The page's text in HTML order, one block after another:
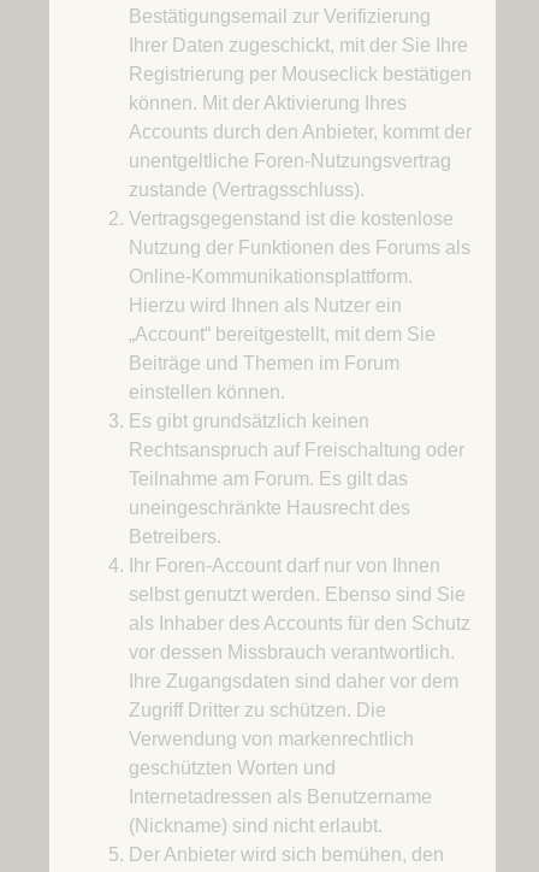
Bestätigungsemail zur Verifizierung
Ihrer Daten zugeschickt, mit der Sie Ihre
Registrierung per Mouseclick bestätigen
können. Mit der Aktivierung Ihres
Accounts durch den Anbieter, kommt der
unentgeltliche Foren-Nutzungsvertrag
zustande (Vertragsschluss).
Vertragsgegenstand ist die kostenlose
Nutzung der Funktionen des Forums als
Online-Kommunikationsplattform.
Hierzu wird Ihnen als Nutzer ein
„Account“ bereitgestellt, mit dem Sie
Beiträge und Themen im Forum
einstellen können.
Es gibt grundsätzlich keinen
Rechtsanspruch auf Freischaltung oder
Teilnahme am Forum. Es gilt das
uneingeschränkte Hausrecht des
Betreibers.
Ihr Foren-Account darf nur von Ihnen
selbst genutzt werden. Ebenso sind Sie
als Inhaber des Accounts für den Schutz
vor dessen Missbrauch verantwortlich.
Ihre Zugangsdaten sind daher vor dem
Zugriff Dritter zu schützen. Die
Verwendung von markenrechtlich
geschützten Worten und
Internetadressen als Benutzername
(Nickname) sind nicht erlaubt.
Der Anbieter wird sich bemühen, den